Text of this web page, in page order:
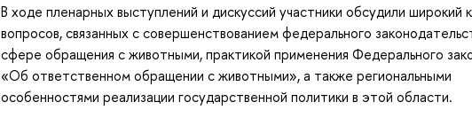
В ходе пленарных выступлений и дискуссий участники обсудили широкий
вопросов, связанных с совершенствованием федерального
сфере обращения с животными, практикой применения Федерального
«Об ответственном обращении с животными», а также региональными
особенностями реализации государственной политики в этой области.